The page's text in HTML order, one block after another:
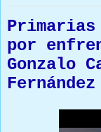
por
Gonzalo
Fernández